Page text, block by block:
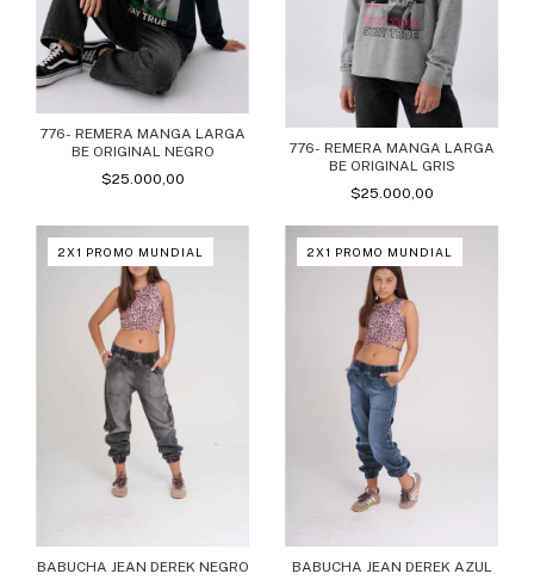
776- REMERA MANGA LARGA
BE ORIGINAL NEGRO
$25.000,00
776- REMERA MANGA LARGA
BE ORIGINAL GRIS
$25.000,00
2X1 PROMO MUNDIAL
BABUCHA JEAN DEREK NEGRO
2X1 PROMO MUNDIAL
BABUCHA JEAN DEREK AZUL